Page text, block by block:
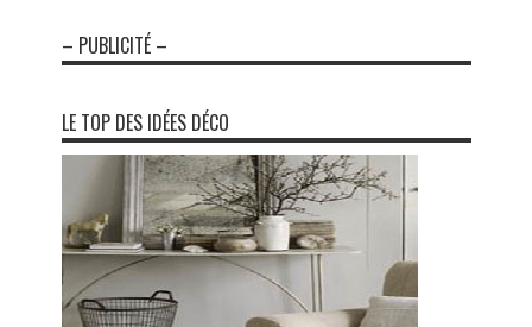
– PUBLICITÉ –
LE TOP DES IDÉES DÉCO